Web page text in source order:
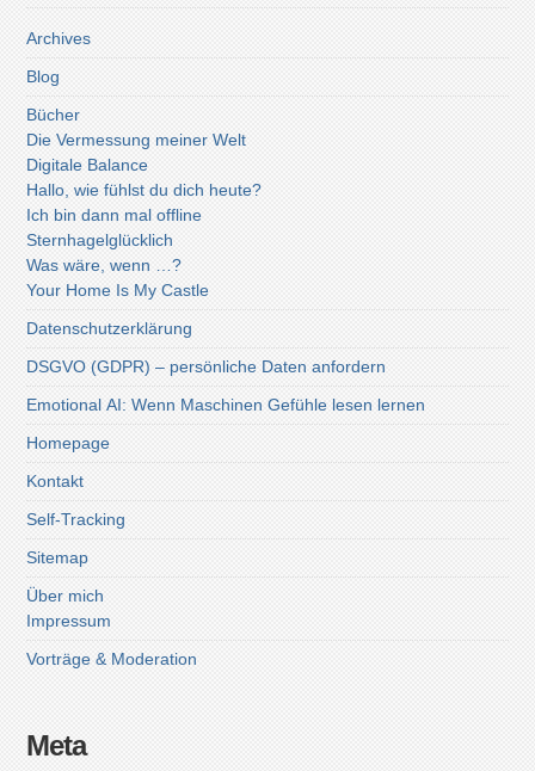
Archives
Blog
Bücher
Die Vermessung meiner Welt
Digitale Balance
Hallo, wie fühlst du dich heute?
Ich bin dann mal offline
Sternhagelglücklich
Was wäre, wenn …?
Your Home Is My Castle
Datenschutzerklärung
DSGVO (GDPR) – persönliche Daten anfordern
Emotional AI: Wenn Maschinen Gefühle lesen lernen
Homepage
Kontakt
Self-Tracking
Sitemap
Über mich
Impressum
Vorträge & Moderation
Meta